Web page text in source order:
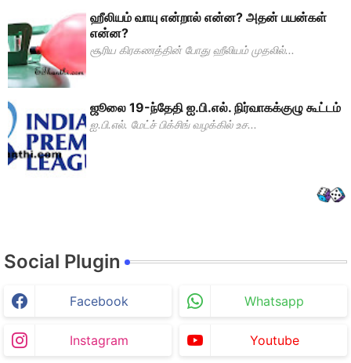
ஹீலியம் வாயு என்றால் என்ன? அதன் பயன்கள்
என்ன?
சூரிய கிரகணத்தின் போது ஹீலியம் முதலில்...
ஜூலை 19-ந்தேதி ஐ.பி.எல். நிர்வாகக்குழு கூட்டம்
ஐ.பி.எல். மேட்ச் பிக்சிங் வழக்கில் உச...
Social Plugin
Facebook Whatsapp
Instagram Youtube